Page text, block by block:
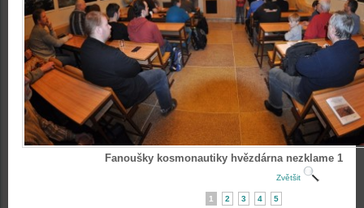
Fanoušky kosmonautiky hvězdárna nezklame 1
Zvětšit
1 2 3 4 5